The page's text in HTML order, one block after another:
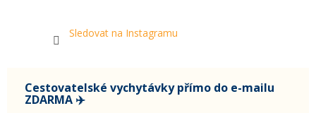
Sledovat na Instagramu
Cestovatelské vychytávky přímo do e-mailu
ZDARMA ✈️